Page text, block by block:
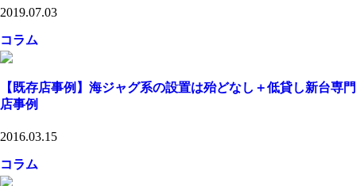
2019.07.03
コラム
【既存店事例】海ジャグ系の設置は殆どなし＋低貸し新台専門
店事例
2016.03.15
コラム